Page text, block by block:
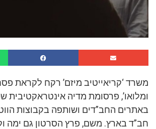
משרד ‘קריאייטיב מיזם’ רקח לקראת
ומלואו’, פרסומת מדיה אינטראקטיבית
באתרים החב”דים ושותפה בקבוצות
חב”ד בארץ. משם, פרץ הסרטון גם ימה